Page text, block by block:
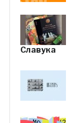
Славука